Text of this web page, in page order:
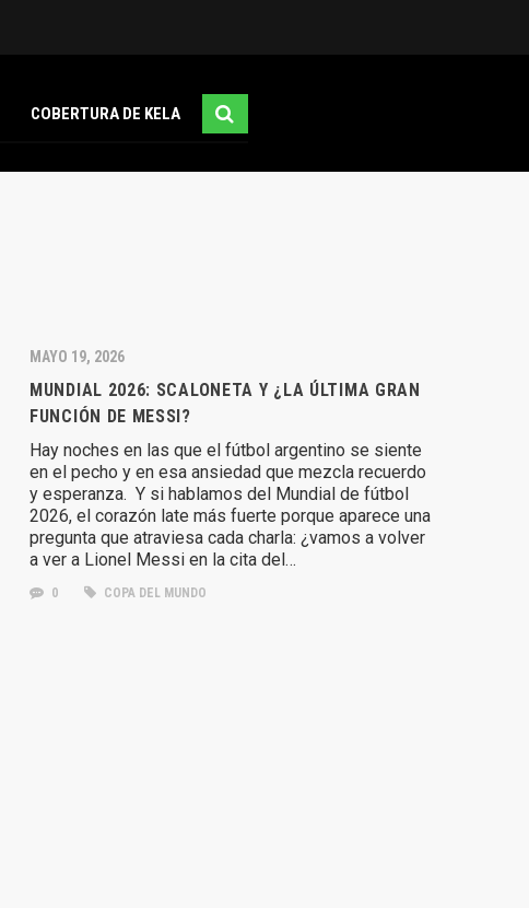
COBERTURA DE KELA
MAYO 19, 2026
MUNDIAL 2026: SCALONETA Y ¿LA ÚLTIMA GRAN
FUNCIÓN DE MESSI?
Hay noches en las que el fútbol argentino se siente
en el pecho y en esa ansiedad que mezcla recuerdo
y esperanza. Y si hablamos del Mundial de fútbol
2026, el corazón late más fuerte porque aparece una
pregunta que atraviesa cada charla: ¿vamos a volver
a ver a Lionel Messi en la cita del…
0 COPA DEL MUNDO